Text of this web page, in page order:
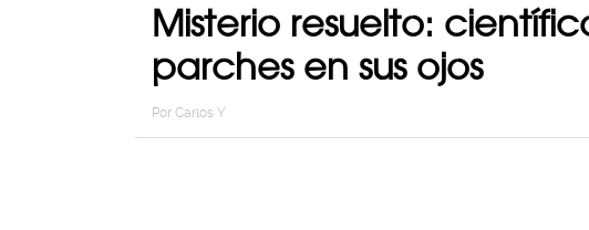
Misterio resuelto:
parches en sus ojos
Por Carlos Y